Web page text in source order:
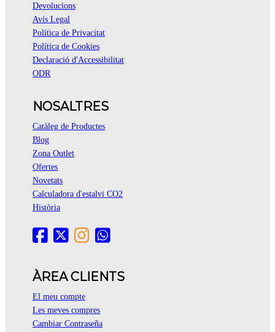
Devolucions
Avís Legal
Política de Privacitat
Política de Cookies
Declaració d'Accessibilitat
ODR
NOSALTRES
Catàleg de Productes
Blog
Zona Outlet
Ofertes
Novetats
Calculadora d'estalvi CO2
Història
ÀREA CLIENTS
El meu compte
Les meves compres
Cambiar Contraseña